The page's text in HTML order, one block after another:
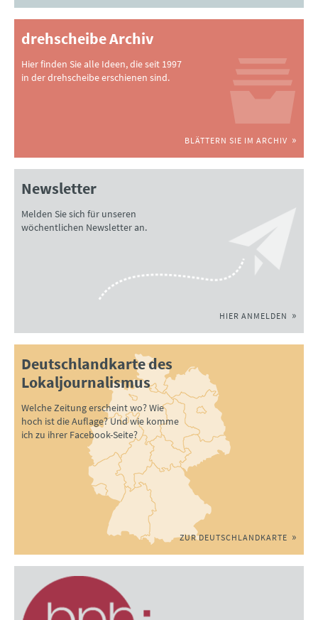
drehscheibe Archiv
Hier finden Sie alle Ideen, die seit 1997
in der drehscheibe erschienen sind.
BLÄTTERN SIE IM ARCHIV
Newsletter
Melden Sie sich für unseren
wöchentlichen Newsletter an.
HIER ANMELDEN
Deutschlandkarte des
Lokaljournalismus
Welche Zeitung erscheint wo? Wie
hoch ist die Auflage? Und wie komme
ich zu ihrer Facebook-Seite?
ZUR DEUTSCHLANDKARTE